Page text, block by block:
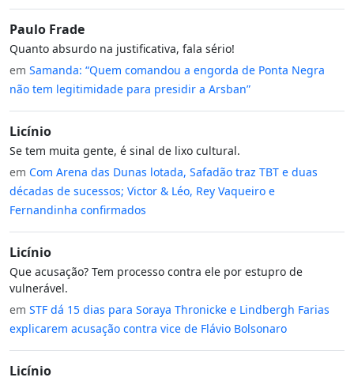
Paulo Frade
Quanto absurdo na justificativa, fala sério!
em Samanda: “Quem comandou a engorda de Ponta Negra
não tem legitimidade para presidir a Arsban”
Licínio
Se tem muita gente, é sinal de lixo cultural.
em Com Arena das Dunas lotada, Safadão traz TBT e duas
décadas de sucessos; Victor & Léo, Rey Vaqueiro e
Fernandinha confirmados
Licínio
Que acusação? Tem processo contra ele por estupro de
vulnerável.
em STF dá 15 dias para Soraya Thronicke e Lindbergh Farias
explicarem acusação contra vice de Flávio Bolsonaro
Licínio